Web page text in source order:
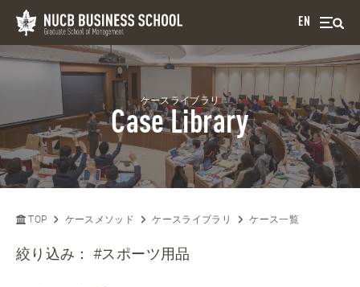
EN
ケースライブラリ
Case Library
TOP ケースメソッド ケースライブラリ ケース一覧
絞り込み：#スポーツ用品